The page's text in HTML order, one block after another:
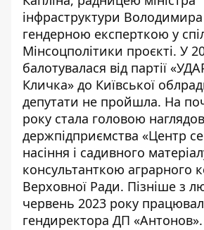
інфраструктури
гендерною експерткою у
Мінсоцполітики проєкті. У
балотувалася від партії
Кличка» до Київської
депутати не пройшла. На
року стала головою
держпідприємства «Центр
насіння і садивного
консультанткою аграрного
Верховної Ради. Пізніше з
червень 2023 року
гендиректора ДП «Антонов».